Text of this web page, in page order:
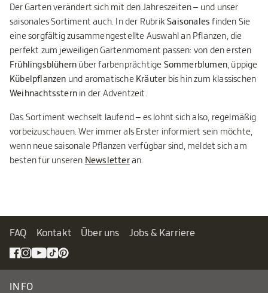
Der Garten verändert sich mit den Jahreszeiten – und unser
saisonales Sortiment auch. In der RubrikSaisonales finden Sie
eine sorgfältig zusammengestellte Auswahl an Pflanzen, die
perfekt zum jeweiligen Gartenmoment passen: von den ersten
Frühlingsblühern über farbenprächtige Sommerblumen, üppige
Kübelpflanzen und aromatische Kräuter bis hin zum klassischen
Weihnachtsstern in der Adventzeit.
Das Sortiment wechselt laufend – es lohnt sich also, regelmäßig
vorbeizuschauen. Wer immer als Erster informiert sein möchte,
wenn neue saisonale Pflanzen verfügbar sind, meldet sich am
besten für unseren Newsletteran.
FAQ Kontakt Über uns Jobs & Karriere
INFO